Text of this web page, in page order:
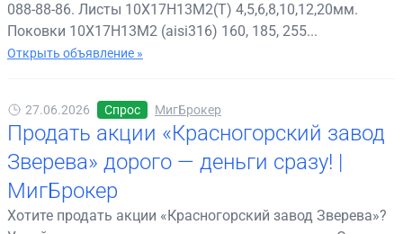
088-88-86. Листы 10Х17Н13М2(Т) 4,5,6,8,10,12,20мм.
Поковки 10Х17Н13М2 (aisi316) 160, 185, 255...
Открыть объявление »
27.06.2026 Спрос МигБрокер
Продать акции «Красногорский завод
Зверева» дорого — деньги сразу! |
МигБрокер
Хотите продать акции «Красногорский завод Зверева»?